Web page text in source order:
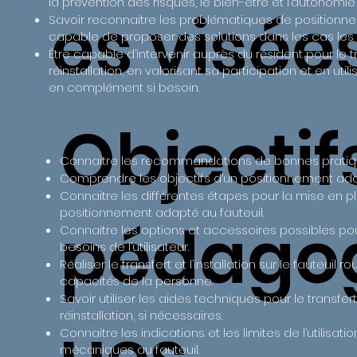
es
Savoir reconnaitre les problématiques de
capable de proposer des solutions dans les cas les
Être capable d’intervenir auprès du résident pour le
réinstallation, en valorisant sa participation et en
en complément si besoin.
Connaitre les recommandations de bonnes
Comprendre les objectifs d’un positionnement
Connaitre les différentes étapes pour la mise en
positionnement adapté au fauteuil.
Connaitre les options et accessoires possibles
besoins de l’utilisateur.
Réaliser le transfert et l’installation sur le fauteuil
capacités de la personne.
Savoir utiliser les aides techniques pour le
réinstallation, si nécessaires.
Connaitre les indications et les limites de
mécaniques au fauteuil.